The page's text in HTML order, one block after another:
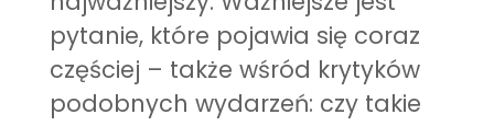
pytanie, które pojawia się coraz
częściej – także wśród krytyków
podobnych wydarzeń: czy takie